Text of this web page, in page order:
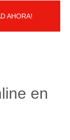
AHORA!
en